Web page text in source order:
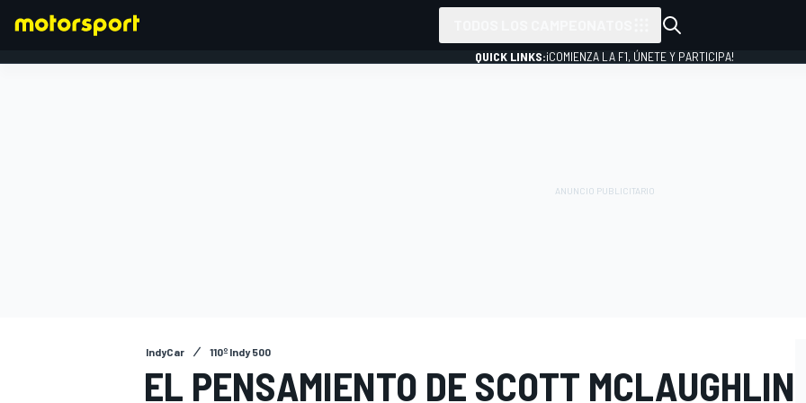
QUICK LINKS:¡COMIENZA LA F1, ÚNETE Y PARTICIPA!
IndyCar 110º Indy 500
EL PENSAMIENTO DE SCOTT MCLAUGHLIN